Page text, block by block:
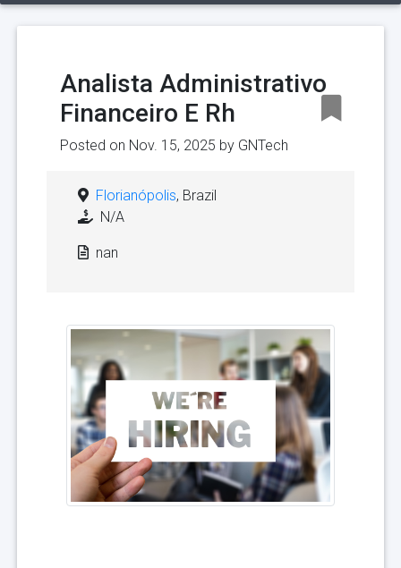
Analista Administrativo
Financeiro E Rh
Posted on Nov. 15, 2025 by GNTech
Florianópolis, Brazil
N/A
nan